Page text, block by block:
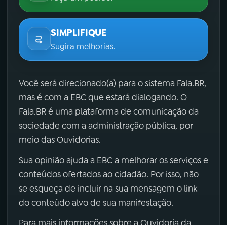
SIMPLIFIQUE
Sugira melhorias.
Você será direcionado(a) para o sistema Fala.BR,
mas é com a EBC que estará dialogando. O
Fala.BR é uma plataforma de comunicação da
sociedade com a administração pública, por
meio das Ouvidorias.
Sua opinião ajuda a EBC a melhorar os serviços e
conteúdos ofertados ao cidadão. Por isso, não
se esqueça de incluir na sua mensagem o link
do conteúdo alvo de sua manifestação.